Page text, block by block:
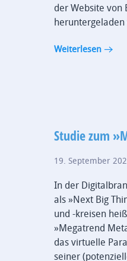
der Website von
Weiterlesen
Studie zum
19. September
In der
als »Next Big
und -kreisen
»Megatrend
das virtuelle
seiner